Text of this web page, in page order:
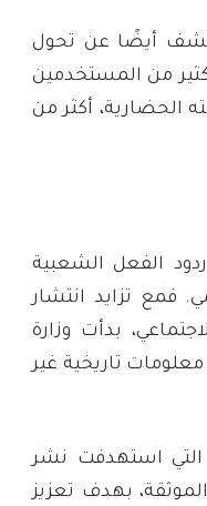
أيضًا عن تحول
كثير من المستخدمين
الحضارية، أكثر من
الفعل الشعبية
فمع تزايد انتشار
بدأت وزارة
معلومات تاريخية غير
الوزارة مبادرة “تحدي الـ100 يوم”، التي استهدفت نشر
بهدف تعزيز